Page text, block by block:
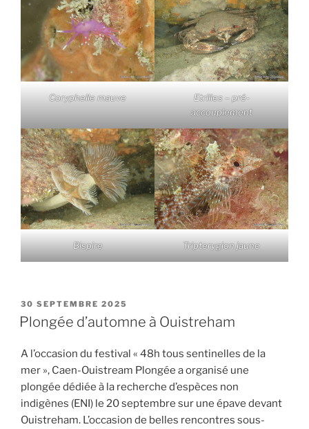
Coryphelle mauve
Etrilles – pré-
accouplement
Bispire Tripterygion jaune
PUBLIÉ
LE
30 SEPTEMBRE 2025
Plongée d’automne à Ouistreham
A l’occasion du festival « 48h tous sentinelles de la
mer », Caen-Ouistream Plongée a organisé une
plongée dédiée à la recherche d’espèces non
indigènes (ENI) le 20 septembre sur une épave devant
Ouistreham. L’occasion de belles rencontres sous-